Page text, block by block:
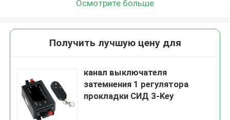
Осмотрите больше
Получить лучшую цену для
канал выключателя
затемнения 1 регулятора
прокладки СИД 3-Key